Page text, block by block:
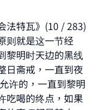
法特瓦》(10 / 283)
则就是这一节经
黎明时天边的黑线
日斋戒，一直到夜
许的，一直到黎明
吃喝的终点，如果
of lives